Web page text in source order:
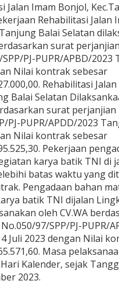
Jalan Imam Bonjol,
Rehabilitasi Jalan
Balai Selatan
surat perjanjian
PJ-PUPR/APBD/2023
Nilai kontrak sebesar
Rehabilitasi
Balai Selatan
surat perjanjian
PJ-PUPR/APDD/2023
Nilai kontrak sebesar
Pekerjaan
karya batik TNI di
batas waktu yang
Pengadaan bahan
batik TNI dijalan
oleh CV.WA
97/SPP/PJ-PUPR/
Juli 2023 dengan Nilai
Masa
Kalender, sejak
2023.